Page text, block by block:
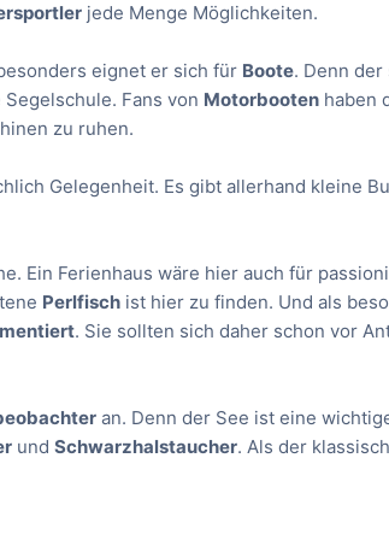
jede Menge Möglichkeiten.
eignet er sich für Boote. Denn der
Fans von Motorbooten haben
zu ruhen.
Gelegenheit. Es gibt allerhand kleine
Ein Ferienhaus wäre hier auch für
Perlfisch ist hier zu finden. Und als
. Sie sollten sich daher schon vor
an. Denn der See ist eine
undSchwarzhalstaucher. Als der